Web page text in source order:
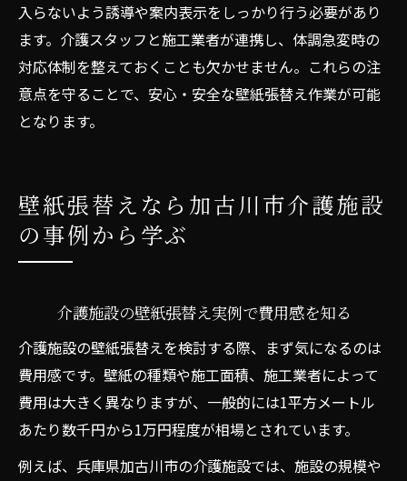
入らないよう誘導や案内表示をしっかり行う必要があり
ます。介護スタッフと施工業者が連携し、体調急変時の
対応体制を整えておくことも欠かせません。これらの注
意点を守ることで、安心・安全な壁紙張替え作業が可能
となります。
壁紙張替えなら加古川市介護施設
の事例から学ぶ
介護施設の壁紙張替え実例で費用感を知る
介護施設の壁紙張替えを検討する際、まず気になるのは
費用感です。壁紙の種類や施工面積、施工業者によって
費用は大きく異なりますが、一般的には1平方メートル
あたり数千円から1万円程度が相場とされています。
例えば、兵庫県加古川市の介護施設では、施設の規模や